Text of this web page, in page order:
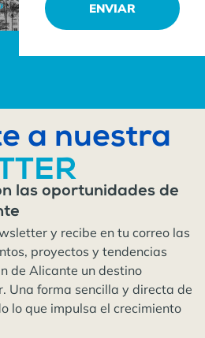
ENVIAR
a nuestra
las oportunidades de
y recibe en tu correo las
proyectos y tendencias
de Alicante un destino
Una forma sencilla y directa de
lo que impulsa el crecimiento